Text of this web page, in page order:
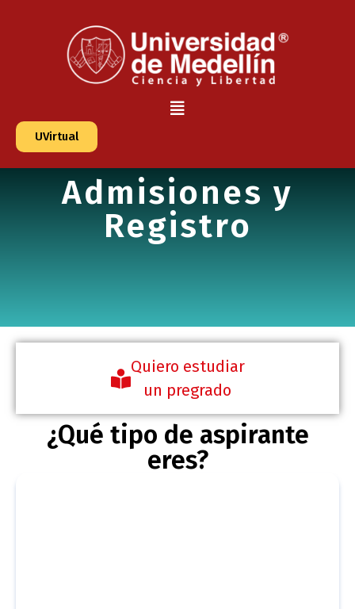
UVirtual
Admisiones y
Registro
Quiero estudiar
un pregrado
¿Qué tipo de aspirante
eres?